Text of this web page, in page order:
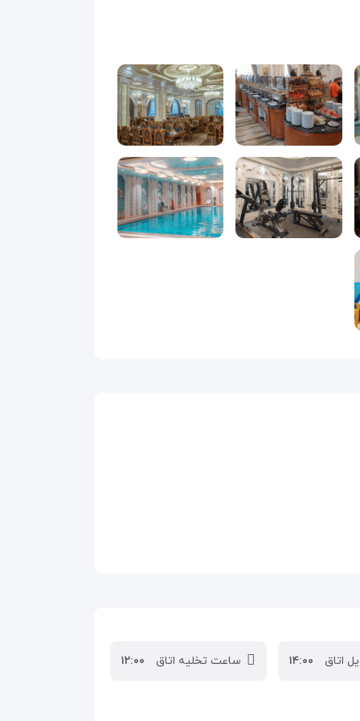
اتاق ۱۴:۰۰ ساعت تخلیه اتاق ۱۲:۰۰